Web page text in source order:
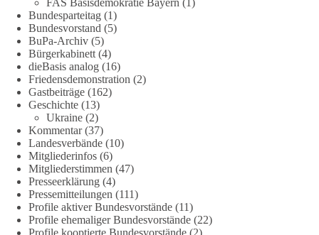
Quellen:https://apnews.com/article/fauci-diaries-covid-origins-
rand-paul-6b25da9f75a0becbaf2886ab22643e67
https://www.tichyseinblick.de/kolumnen/aus-aller-welt/usa-
tagebuch-fauci-corona-impfung/
#dieBasis #Corona #Aufarbeitung
#Vertrauen
239 36 60
DieBasis
2 Tage(n) zuvor
FAS Basisdemokratie Bayern (1)
Bundesparteitag (1)
Bundesvorstand (5)
BuPa-Archiv (5)
Bürgerkabinett (4)
dieBasis analog (16)
Friedensdemonstration (2)
Gastbeiträge (162)
Geschichte (13)
Ukraine (2)
Kommentar(37)
Landesverbände (10)
Mitgliederinfos (6)
Mitgliederstimmen (47)
Presseerklärung (4)
Pressemitteilungen (111)
Profile aktiver Bundesvorstände (11)
Profile ehemaliger Bundesvorstände (22)